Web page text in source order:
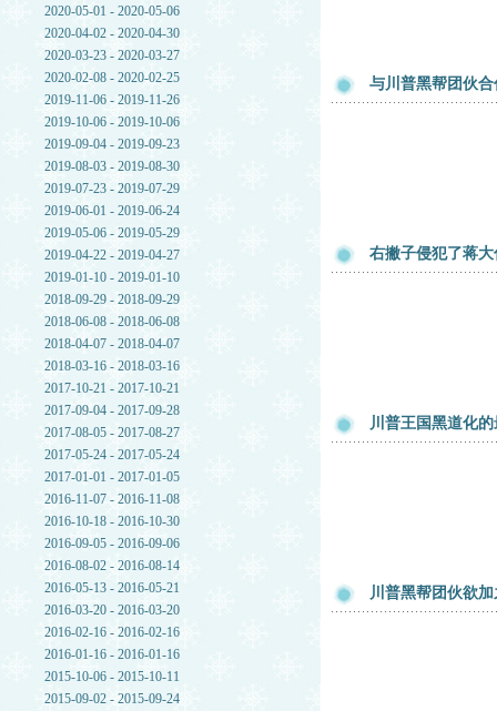
2020-05-01 - 2020-05-06
2020-04-02 - 2020-04-30
2020-03-23 - 2020-03-27
2020-02-08 - 2020-02-25
2019-11-06 - 2019-11-26
2019-10-06 - 2019-10-06
2019-09-04 - 2019-09-23
2019-08-03 - 2019-08-30
2019-07-23 - 2019-07-29
2019-06-01 - 2019-06-24
2019-05-06 - 2019-05-29
2019-04-22 - 2019-04-27
2019-01-10 - 2019-01-10
2018-09-29 - 2018-09-29
2018-06-08 - 2018-06-08
2018-04-07 - 2018-04-07
2018-03-16 - 2018-03-16
2017-10-21 - 2017-10-21
2017-09-04 - 2017-09-28
2017-08-05 - 2017-08-27
2017-05-24 - 2017-05-24
2017-01-01 - 2017-01-05
2016-11-07 - 2016-11-08
2016-10-18 - 2016-10-30
2016-09-05 - 2016-09-06
2016-08-02 - 2016-08-14
2016-05-13 - 2016-05-21
2016-03-20 - 2016-03-20
2016-02-16 - 2016-02-16
2016-01-16 - 2016-01-16
2015-10-06 - 2015-10-11
2015-09-02 - 2015-09-24
与川普黑帮团伙
右撇子侵犯了蒋
川普王国黑道化
川普黑帮团伙欲